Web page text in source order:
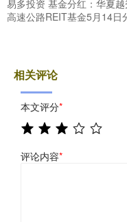
易多投资 基金分红：华夏越
高速公路REIT基金5月14日
相关评论
本文评分*
评论内容*